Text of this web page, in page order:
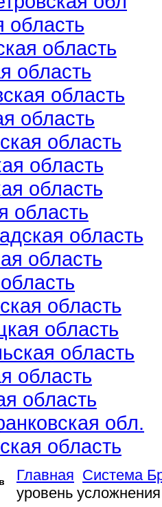
область
область
область
область
область
область
область
область
область
область
область
область
область
область
область
область
обл.
область
Главная Система
уровень усложнения